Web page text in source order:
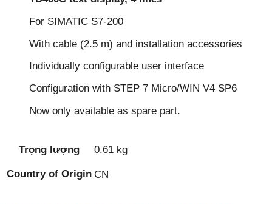
For SIMATIC S7-200
With cable (2.5 m) and installation accessories
Individually configurable user interface
Configuration with STEP 7 Micro/WIN V4 SP6
Now only available as spare part.
Trọng lượng 0.61 kg
Country of Origin CN